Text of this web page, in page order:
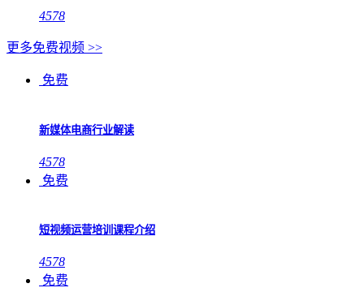
4578
更多免费视频 >>
免费
新媒体电商行业解读
4578
免费
短视频运营培训课程介绍
4578
免费